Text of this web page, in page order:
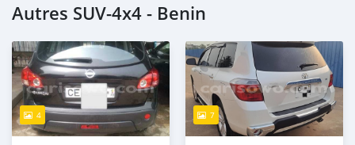
Autres SUV‒4x4 - Benin
4 7